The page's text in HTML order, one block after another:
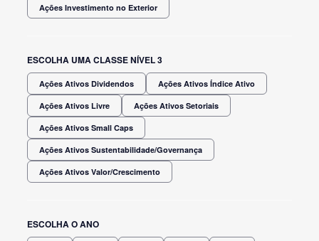
Ações Investimento no Exterior
ESCOLHA UMA CLASSE NÍVEL 3
Ações Ativos Dividendos Ações Ativos Índice Ativo
Ações Ativos Livre Ações Ativos Setoriais
Ações Ativos Small Caps
Ações Ativos Sustentabilidade/Governança
Ações Ativos Valor/Crescimento
ESCOLHA O ANO